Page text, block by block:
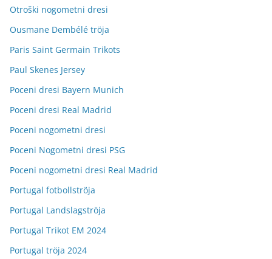
Otroški nogometni dresi
Ousmane Dembélé tröja
Paris Saint Germain Trikots
Paul Skenes Jersey
Poceni dresi Bayern Munich
Poceni dresi Real Madrid
Poceni nogometni dresi
Poceni Nogometni dresi PSG
Poceni nogometni dresi Real Madrid
Portugal fotbollströja
Portugal Landslagströja
Portugal Trikot EM 2024
Portugal tröja 2024